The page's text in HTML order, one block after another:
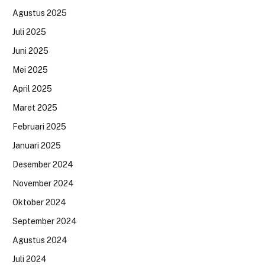
Agustus 2025
Juli 2025
Juni 2025
Mei 2025
April 2025
Maret 2025
Februari 2025
Januari 2025
Desember 2024
November 2024
Oktober 2024
September 2024
Agustus 2024
Juli 2024